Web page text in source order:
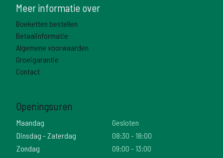
Meer informatie over
Boeketten bestellen
Betaalinformatie
Algemene voorwaarden
Groeigarantie
Contact
Openingsuren
Maandag
Gesloten
Dinsdag - Zaterdag
08:30 - 18:00
Zondag
09:00 - 13:00